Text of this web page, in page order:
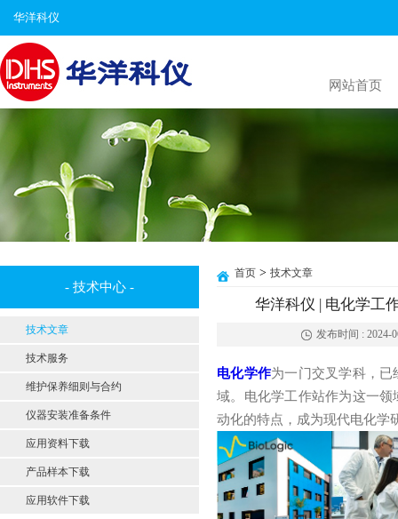
华洋科仪
网站首页
- 技术中心 -
技术文章
技术服务
维护保养细则与合约
仪器安装准备条件
应用资料下载
产品样本下载
应用软件下载
首页 > 技术文章
华洋科仪 | 电化学工
发布时间 : 2024-
电化学作为一门交叉学科，
域。电化学工作站作为这一
动化的特点，成为现代电化学